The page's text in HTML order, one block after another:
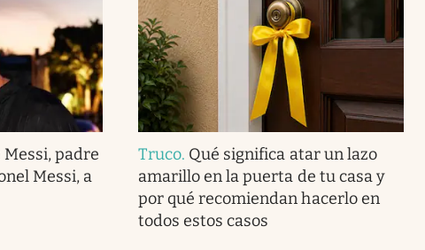
padre
Messi, a
Truco. Qué significa atar un lazo
amarillo en la puerta de tu casa y
por qué recomiendan hacerlo en
todos estos casos